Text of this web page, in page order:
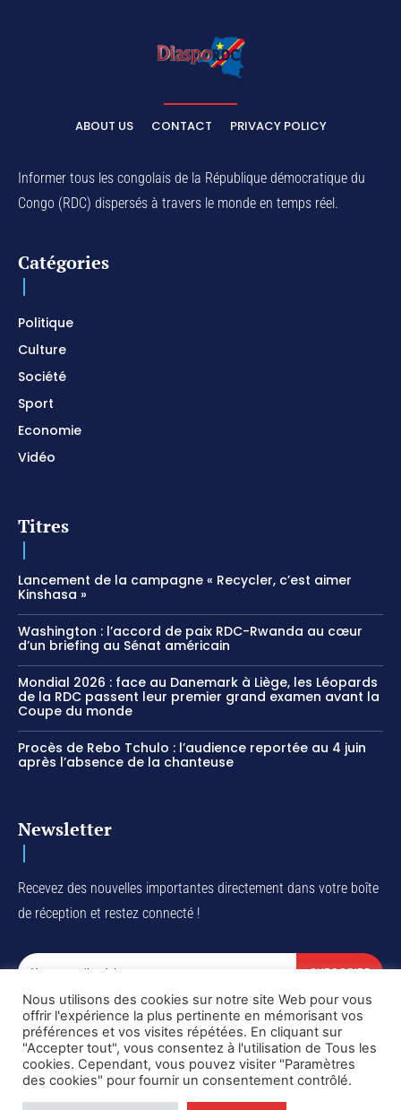
ABOUT US CONTACT PRIVACY POLICY
Informer tous les congolais de la République démocratique du
Congo (RDC) dispersés à travers le monde en temps réel.
Catégories
Politique
Culture
Société
Sport
Economie
Vidéo
Titres
Lancement de la campagne « Recycler, c’est aimer
Kinshasa »
Washington : l’accord de paix RDC-Rwanda au cœur
d’un briefing au Sénat américain
Mondial 2026 : face au Danemark à Liège, les Léopards
de la RDC passent leur premier grand examen avant la
Coupe du monde
Procès de Rebo Tchulo : l’audience reportée au 4 juin
après l’absence de la chanteuse
Newsletter
Recevez des nouvelles importantes directement dans votre boîte
de réception et restez connecté !
SUBSCRIBE
I've read and accept thePrivacy Policy.
Copyright © DiaspoRDC. All rights reserved
Nous utilisons des cookies sur notre site Web pour vous
offrir l'expérience la plus pertinente en mémorisant vos
préférences et vos visites répétées. En cliquant sur
"Accepter tout", vous consentez à l'utilisation de Tous les
cookies. Cependant, vous pouvez visiter "Paramètres
des cookies" pour fournir un consentement contrôlé.